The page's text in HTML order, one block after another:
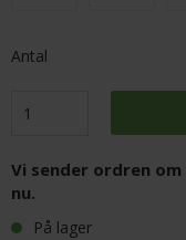
Antal
Vi sender ordren om
nu.
På lager